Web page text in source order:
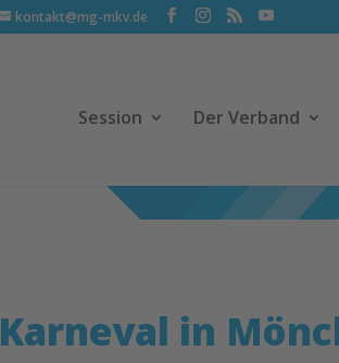
kontakt@mg-mkv.de
Session Der Verband
Karneval in